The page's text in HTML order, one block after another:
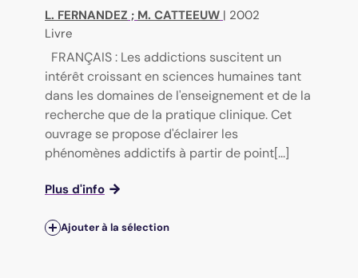
L. FERNANDEZ ; M. CATTEEUW | 2002
Livre
FRANÇAIS : Les addictions suscitent un
intérêt croissant en sciences humaines tant
dans les domaines de l'enseignement et de la
recherche que de la pratique clinique. Cet
ouvrage se propose d'éclairer les
phénomènes addictifs à partir de point[...]
Plus d'info
Ajouter à la sélection